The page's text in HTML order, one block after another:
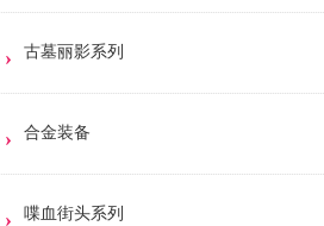
古墓丽影系列
合金装备
喋血街头系列